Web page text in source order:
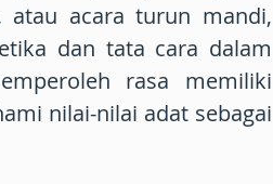
atau acara turun mandi,
dan tata cara dalam
rasa memiliki
nilai-nilai adat sebagai